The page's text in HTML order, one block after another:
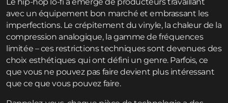
avec un équipement bon marché et embrassant les
imperfections. Le crépitement du vinyle, la chaleur de la
compression analogique, la gamme de fréquences
limitée – ces restrictions techniques sont devenues des
choix esthétiques qui ont défini un genre. Parfois, ce
que vous ne pouvez pas faire devient plus intéressant
que ce que vous pouvez faire.